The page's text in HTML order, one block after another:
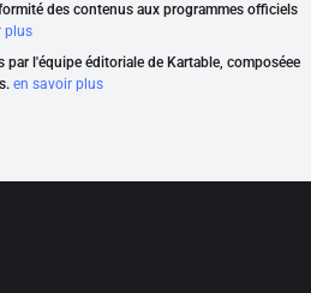
des contenus aux programmes officiels
plus
par l'équipe éditoriale de Kartable, composéee
en savoir plus